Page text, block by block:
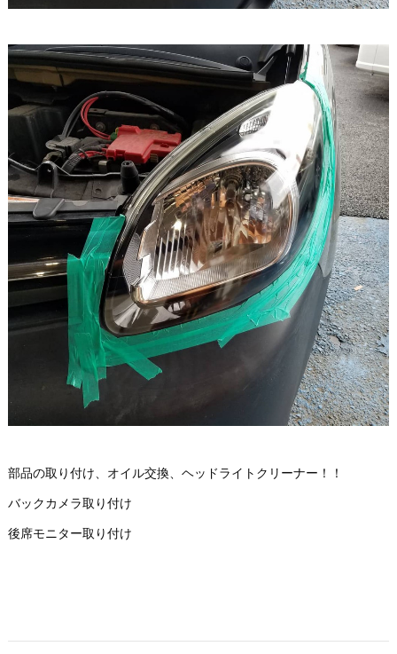
部品の取り付け、オイル交換、ヘッドライトクリーナー！！
バックカメラ取り付け
後席モニター取り付け